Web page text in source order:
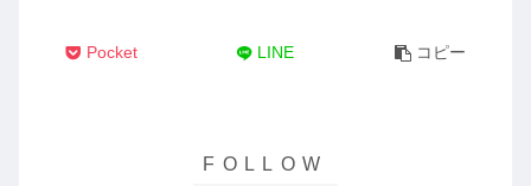
Pocket LINE コピー